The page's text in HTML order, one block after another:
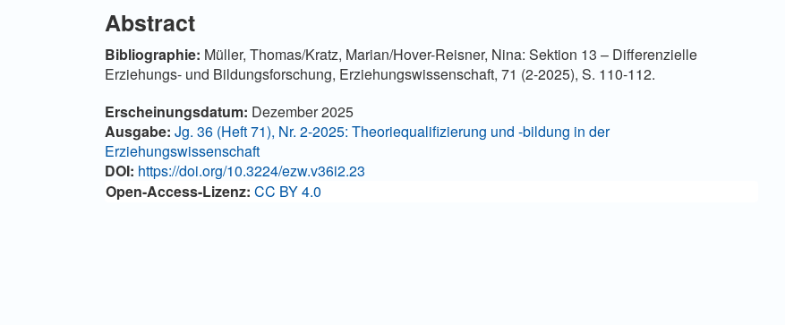
Abstract
Bibliographie: Müller, Thomas/Kratz, Marian/Hover-Reisner, Nina: Sektion 13 – Differenzielle
Erziehungs- und Bildungsforschung, Erziehungswissenschaft, 71 (2-2025), S. 110-112.
Artikel-Details
Erscheinungsdatum: Dezember 2025
Ausgabe: Jg. 36 (Heft 71), Nr. 2-2025: Theoriequalifizierung und -bildung in der
Erziehungswissenschaft
DOI: https://doi.org/10.3224/ezw.v36i2.23
Open-Access-Lizenz: CC BY 4.0